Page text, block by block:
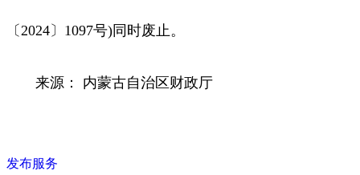
〔2024〕1097号)同时废止。
来源： 内蒙古自治区财政厅
发布服务